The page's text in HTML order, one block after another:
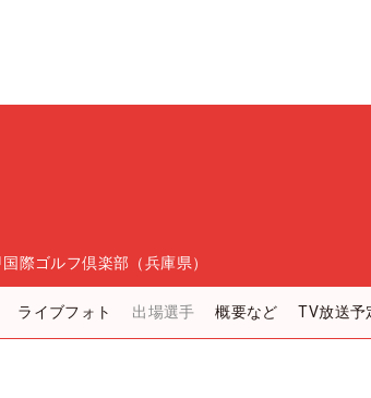
際ゴルフ倶楽部（兵庫県）
ライブフォト 出場選手 概要など TV放送予